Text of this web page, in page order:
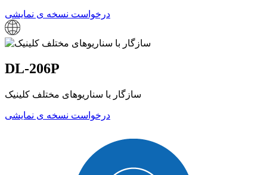
درخواست نسخه ی نمایشی
DL-206P
سازگار با سناریوهای مختلف کلینیک
درخواست نسخه ی نمایشی